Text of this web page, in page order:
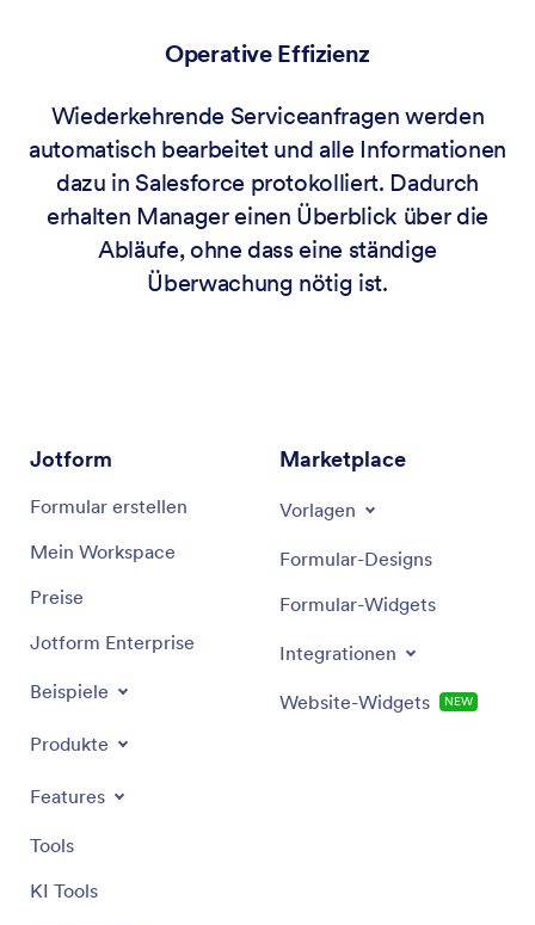
Operative Effizienz
Wiederkehrende Serviceanfragen werden
automatisch bearbeitet und alle Informationen
dazu in Salesforce protokolliert. Dadurch
erhalten Manager einen Überblick über die
Abläufe, ohne dass eine ständige
Überwachung nötig ist.
Jotform
Formular erstellen
Mein Workspace
Preise
Jotform Enterprise
Beispiele
Produkte
Features
Tools
KI Tools
Marketplace
Vorlagen
Formular-Designs
Formular-Widgets
Integrationen
Website-Widgets NEW